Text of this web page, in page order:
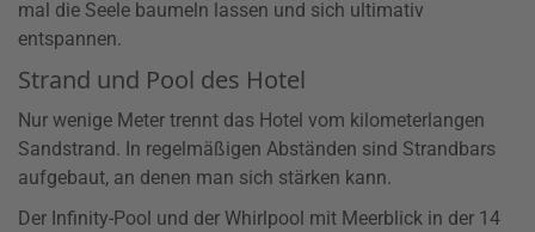
mal die Seele baumeln lassen und sich ultimativ
entspannen.
Strand und Pool des Hotel
Nur wenige Meter trennt das Hotel vom kilometerlangen
Sandstrand. In regelmäßigen Abständen sind Strandbars
aufgebaut, an denen man sich stärken kann.
Der Infinity-Pool und der Whirlpool mit Meerblick in der 14